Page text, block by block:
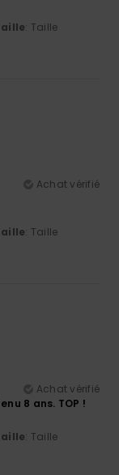
: Taille
Achat vérifié
: Taille
Achat vérifié
8 ans. TOP !
: Taille